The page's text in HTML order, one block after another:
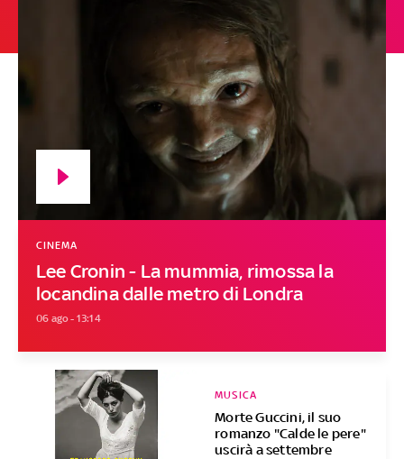
Lee Cronin - La mummia, rimossa la
locandina dalle metro di Londra
CINEMA
06 ago - 13:14
Morte Guccini, il suo
romanzo "Calde le pere"
uscirà a settembre
MUSICA